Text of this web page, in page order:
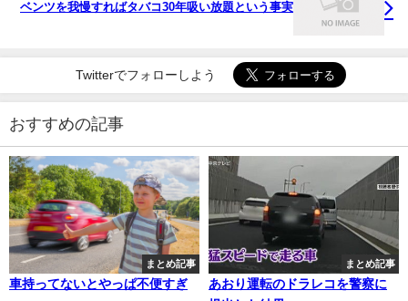
ベンツを我慢すればタバコ30年吸い放題という事実
Twitterでフォローしよう
おすすめの記事
まとめ記事
車持ってないとやっぱ不便すぎ
まとめ記事
あおり運転のドラレコを警察に